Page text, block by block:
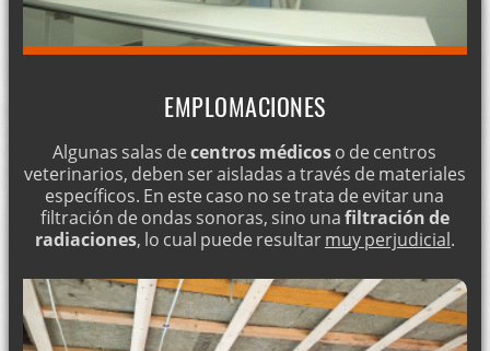
EMPLOMACIONES
Algunas salas decentros médicoso de centros
veterinarios, deben ser aisladas a través de materiales
específicos. En este caso no se trata de evitar una
filtración de ondas sonoras, sino unafiltración de
radiaciones, lo cual puede resultarmuy perjudicial.